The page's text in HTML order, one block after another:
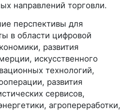
направлений торговли.
перспективы для
в области цифровой
развития
искусственного
технологий,
развития
сервисов,
агропереработки,